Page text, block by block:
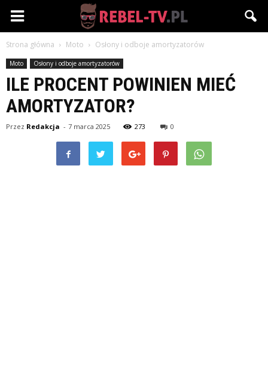
Rebel-
Strona główna Moto Osłony i odboje amortyzatorów
Moto Osłony i odboje amortyzatorów
ILE PROCENT POWINIEN MIEĆ
AMORTYZATOR?
Przez Redakcja - 7 marca 2025 273 0